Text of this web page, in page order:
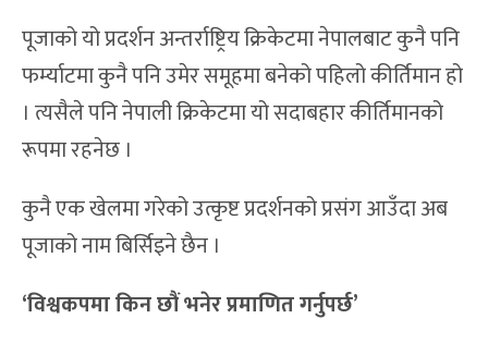
पूजाको यो प्रदर्शन अन्तर्राष्ट्रिय क्रिकेटमा नेपालबाट कुनै पनि
फर्म्याटमा कुनै पनि उमेर समूहमा बनेको पहिलो कीर्तिमान हो
। त्यसैले पनि नेपाली क्रिकेटमा यो सदाबहार कीर्तिमानको
रूपमा रहनेछ ।
कुनै एक खेलमा गरेको उत्कृष्ट प्रदर्शनको प्रसंग आउँदा अब
पूजाको नाम बिर्सिइने छैन ।
‘विश्वकपमा किन छौं भनेर प्रमाणित गर्नुपर्छ’